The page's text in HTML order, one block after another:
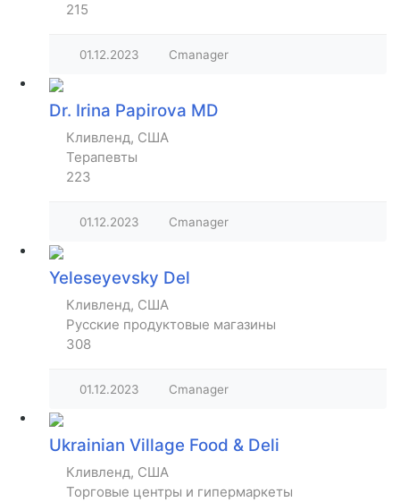
215
01.12.2023 Cmanager
Dr. Irina Papirova MD
Кливленд, США
Терапевты
223
01.12.2023 Cmanager
Yeleseyevsky Del
Кливленд, США
Русские продуктовые магазины
308
01.12.2023 Cmanager
Ukrainian Village Food & Deli
Кливленд, США
Торговые центры и гипермаркеты